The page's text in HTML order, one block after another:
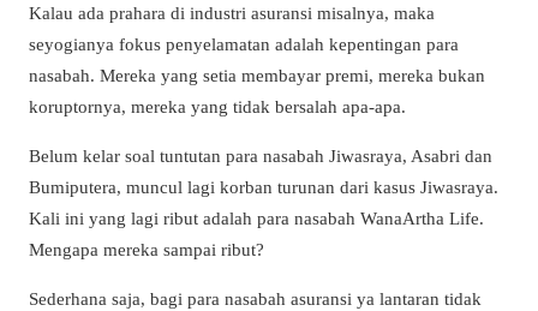
Kalau ada prahara di industri asuransi misalnya, maka
seyogianya fokus penyelamatan adalah kepentingan para
nasabah. Mereka yang setia membayar premi, mereka bukan
koruptornya, mereka yang tidak bersalah apa-apa.
Belum kelar soal tuntutan para nasabah Jiwasraya, Asabri dan
Bumiputera, muncul lagi korban turunan dari kasus Jiwasraya.
Kali ini yang lagi ribut adalah para nasabah WanaArtha Life.
Mengapa mereka sampai ribut?
Sederhana saja, bagi para nasabah asuransi ya lantaran tidak